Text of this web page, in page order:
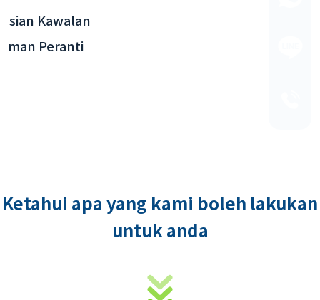
App Interaktif Lapangan Terbang
Antarabangsa Taoyuan - Integrasi Sistem
Ketahui apa yang kami boleh lakukan